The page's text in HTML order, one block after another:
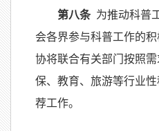
第八条为推动科普
会各界参与科普工作的
协将联合有关部门按照
保、教育、旅游等行业
荐工作。